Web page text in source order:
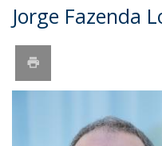
Jorge Fazenda